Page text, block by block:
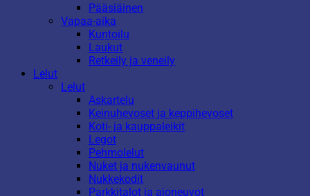
Pääsiäinen
Vapaa-aika
Kuntoilu
Laukut
Retkeily ja veneily
Lelut
Lelut
Askartelu
Keinuhevoset ja keppihevoset
Koti- ja kauppaleikit
Legot
Pehmolelut
Nuket ja nukenvaunut
Nukkekodit
Parkkitalot ja ajoneuvot